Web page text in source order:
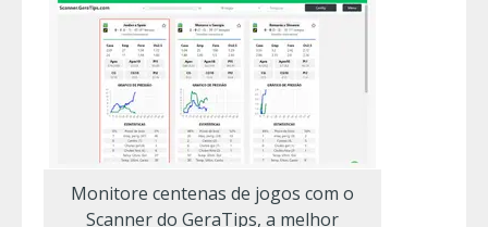
Monitore centenas de jogos com o
Scanner do GeraTips, a melhor